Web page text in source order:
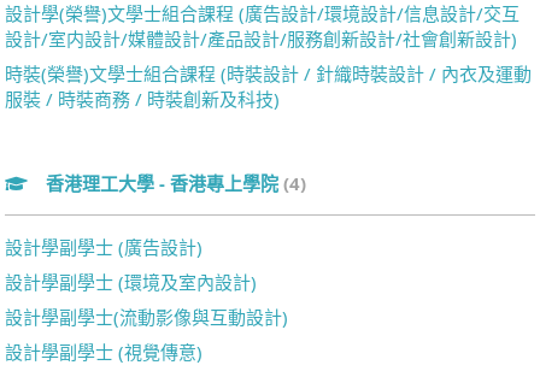
設計學(榮譽)文學士組合課程 (廣告設計/環境設計/信息設計/交互
設計/室内設計/媒體設計/產品設計/服務創新設計/社會創新設計)
時裝(榮譽)文學士組合課程 (時裝設計 / 針織時裝設計 / 內衣及運動
服裝 / 時裝商務 / 時裝創新及科技)
香港理工大學 - 香港專上學院 (4)
設計學副學士 (廣告設計)
設計學副學士 (環境及室內設計)
設計學副學士(流動影像與互動設計)
設計學副學士 (視覺傳意)